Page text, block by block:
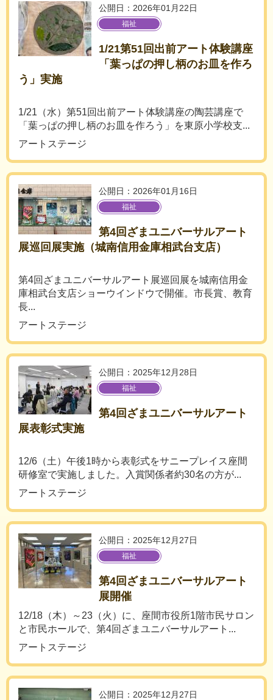
公開日：2026年01月22日
福祉
1/21第51回出前アート体験講座
「葉っぱの押し柄のお皿を作ろ
う」実施
1/21（水）第51回出前アート体験講座の陶芸講座で
「葉っぱの押し柄のお皿を作ろう」を東原小学校支...
アートステージ
公開日：2026年01月16日
福祉
第4回ざまユニバーサルアート
展巡回展実施（城南信用金庫相武台支店）
第4回ざまユニバーサルアート展巡回展を城南信用金
庫相武台支店ショーウインドウで開催。市長賞、教育
長...
アートステージ
公開日：2025年12月28日
福祉
第4回ざまユニバーサルアート
展表彰式実施
12/6（土）午後1時から表彰式をサニープレイス座間
研修室で実施しました。入賞関係者約30名の方が...
アートステージ
公開日：2025年12月27日
福祉
第4回ざまユニバーサルアート
展開催
12/18（木）～23（火）に、座間市役所1階市民サロン
と市民ホールで、第4回ざまユニバーサルアート...
アートステージ
公開日：2025年12月27日